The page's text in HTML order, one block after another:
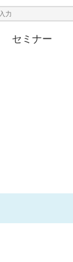
入力
セミナー